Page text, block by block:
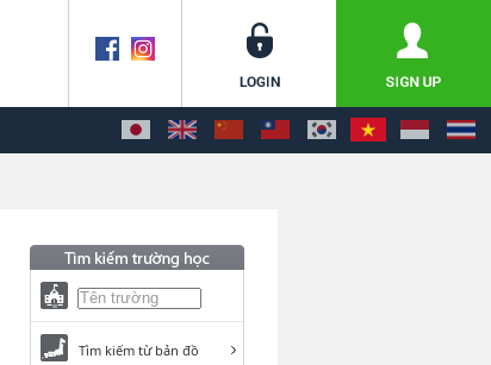
Tìm kiếm từ bản đồ